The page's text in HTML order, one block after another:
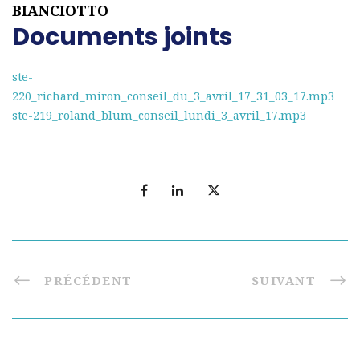
BIANCIOTTO
Documents joints
ste-
220_richard_miron_conseil_du_3_avril_17_31_03_17.mp3
ste-219_roland_blum_conseil_lundi_3_avril_17.mp3
PRÉCÉDENT SUIVANT